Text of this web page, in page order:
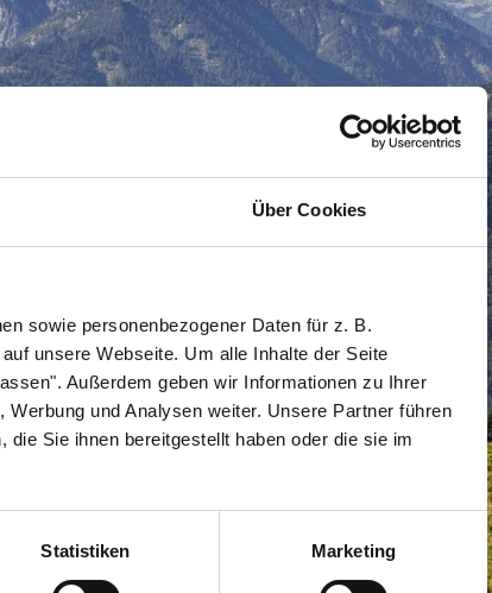
Über Cookies
sowie personenbezogener Daten für z. B.
unsere Webseite. Um alle Inhalte der Seite
Außerdem geben wir Informationen zu Ihrer
und Analysen weiter. Unsere Partner führen
Sie ihnen bereitgestellt haben oder die sie im
Statistiken Marketing